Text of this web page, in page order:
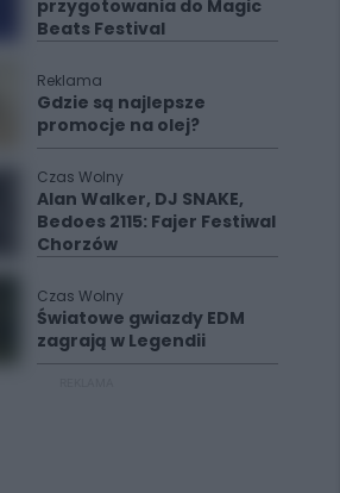
przygotowania do Magic
Beats Festival
Reklama
Gdzie są najlepsze
promocje na olej?
Czas Wolny
Alan Walker, DJ SNAKE,
Bedoes 2115: Fajer Festiwal
Chorzów
Czas Wolny
Światowe gwiazdy EDM
zagrają w Legendii